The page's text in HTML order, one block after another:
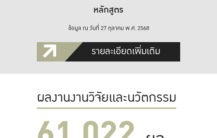
หลักสูตร
ข้อมูล ณ วันที่ 27 ตุลาคม พ.ศ. 2568
รายละเอียดเพิ่มเติม
ผลงานงานวิจัยและนวัตกรรม